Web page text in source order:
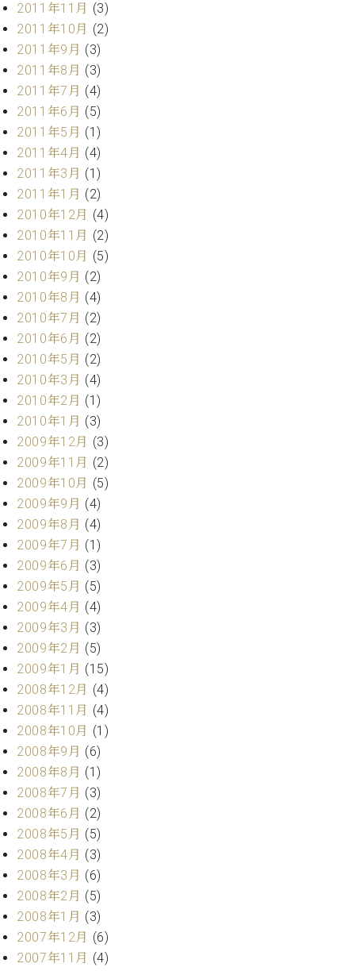
2011年11月 (3)
2011年10月 (2)
2011年9月 (3)
2011年8月 (3)
2011年7月 (4)
2011年6月 (5)
2011年5月 (1)
2011年4月 (4)
2011年3月 (1)
2011年1月 (2)
2010年12月 (4)
2010年11月 (2)
2010年10月 (5)
2010年9月 (2)
2010年8月 (4)
2010年7月 (2)
2010年6月 (2)
2010年5月 (2)
2010年3月 (4)
2010年2月 (1)
2010年1月 (3)
2009年12月 (3)
2009年11月 (2)
2009年10月 (5)
2009年9月 (4)
2009年8月 (4)
2009年7月 (1)
2009年6月 (3)
2009年5月 (5)
2009年4月 (4)
2009年3月 (3)
2009年2月 (5)
2009年1月 (15)
2008年12月 (4)
2008年11月 (4)
2008年10月 (1)
2008年9月 (6)
2008年8月 (1)
2008年7月 (3)
2008年6月 (2)
2008年5月 (5)
2008年4月 (3)
2008年3月 (6)
2008年2月 (5)
2008年1月 (3)
2007年12月 (6)
2007年11月 (4)